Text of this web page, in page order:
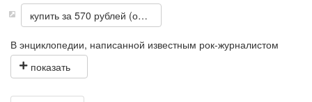
купить за 570 рублей (ожидается на складе)
В энциклопедии, написанной известным рок-журналистом
Андреем Бурлакой, представлена полная панорама рок-
музыки Северной столицы от истоков до нынешнего дня.